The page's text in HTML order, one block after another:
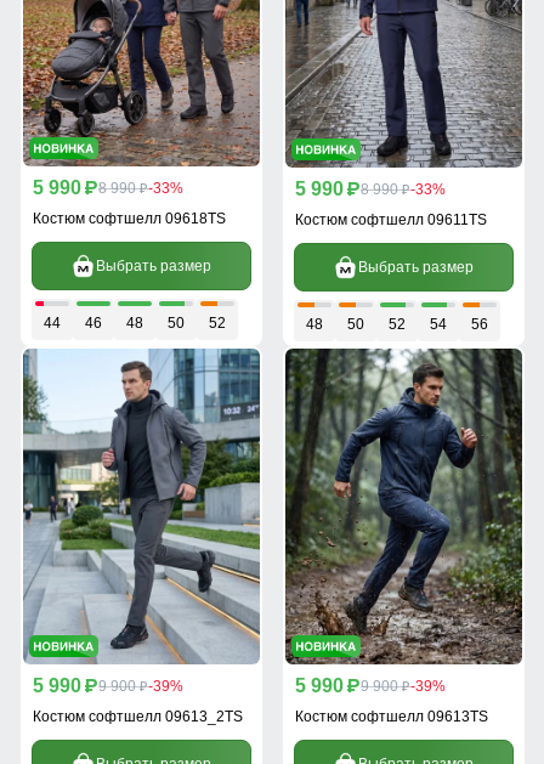
5 990 p8 990 p-33%
Костюм софтшелл 09618TS
Выбрать размер
44 46 48 50 52
5 990 p8 990 p-33%
Костюм софтшелл 09611TS
Выбрать размер
48 50 52 54 56
5 990 p9 900 p-39%
Костюм софтшелл 09613_2TS
5 990 p9 900 p-39%
Костюм софтшелл 09613TS